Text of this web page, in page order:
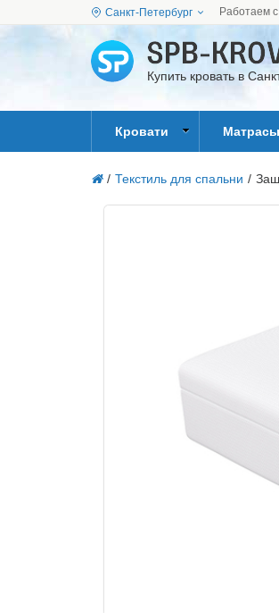
Санкт-Петербург Работаем
Купить кровать в
Кровати Матрасы
/ Текстиль для спальни /